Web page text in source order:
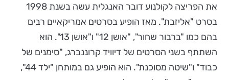
את הפריצה לקולנוע דובר האנגלית עשה בשנת 1998
בסרט "אליזבת". מאז הופיע בסרטים אמריקאיים רבים
בהם כמו "ברבור שחור", "אושן 12" ו"אושן 13". הוא
השתתף בשני הסרטים של דיוויד קרוננברג, "סימנים של
כבוד" ו"שיטה מסוכנת". הוא הופיע גם במותחן "ילד 44",